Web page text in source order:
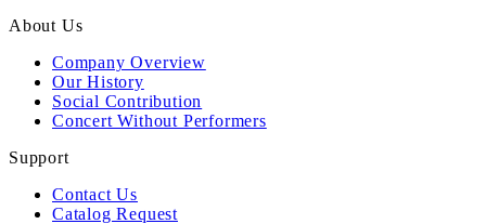
About Us
Company Overview
Our History
Social Contribution
Concert Without Performers
Support
Contact Us
Catalog Request